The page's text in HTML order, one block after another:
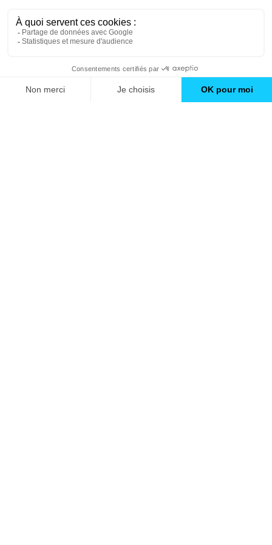
Travaux d'aménagement de cuisine à
Montrouge (92)
Trouver une agence